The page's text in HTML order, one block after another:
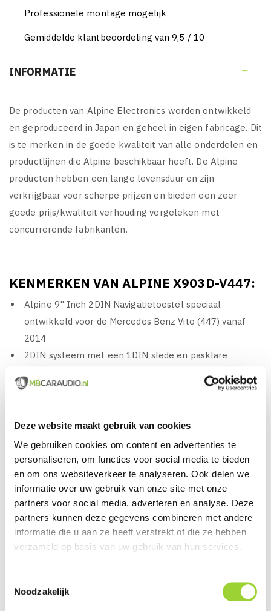
Deze website maakt gebruik van cookies
We gebruiken cookies om content en advertenties te
personaliseren, om functies voor social media te bieden
en om ons websiteverkeer te analyseren. Ook delen we
informatie over uw gebruik van onze site met onze
partners voor social media, adverteren en analyse. Deze
partners kunnen deze gegevens combineren met andere
informatie die u aan ze heeft verstrekt of die ze hebben
verzameld op basis van uw gebruik van hun services.
Noodzakelijk
Professionele montage mogelijk
Gemiddelde klantbeoordeling van 9,5 / 10
INFORMATIE 
De producten van Alpine Electronics worden ontwikkeld
en geproduceerd in Japan en geheel in eigen fabricage. Dit
is te merken in de goede kwaliteit van alle onderdelen en
productlijnen die Alpine beschikbaar heeft. De Alpine
producten hebben een lange levensduur en zijn
verkrijgbaar voor scherpe prijzen en bieden een zeer
goede prijs/kwaliteit verhouding vergeleken met
concurrerende fabrikanten.
KENMERKEN VAN ALPINE X903D-V447:
Alpine 9" Inch 2DIN Navigatietoestel speciaal
ontwikkeld voor de Mercedes Benz Vito (447) vanaf
2014
2DIN systeem met een 1DIN slede en pasklare
9" Inch Capacitive WVGA High Resolution LCD display
stuurbediening, km-teller display, climatecontrol en
PDC*
Geïntegreerde DAB/DAB+ Tuner (SMB aansluiting)
Voorzien van Apple CarPlay en Android Auto, Made for
iPod & iPhone
Audio & Video afspelen van USB
Afspelen van muziek via USB, MP3, AAC, FLAC
Batterij oplaadbaar via USB poort 1,5 Ampere
Aantal voorkeuzezenders: FM 24, MW 6, LW 6